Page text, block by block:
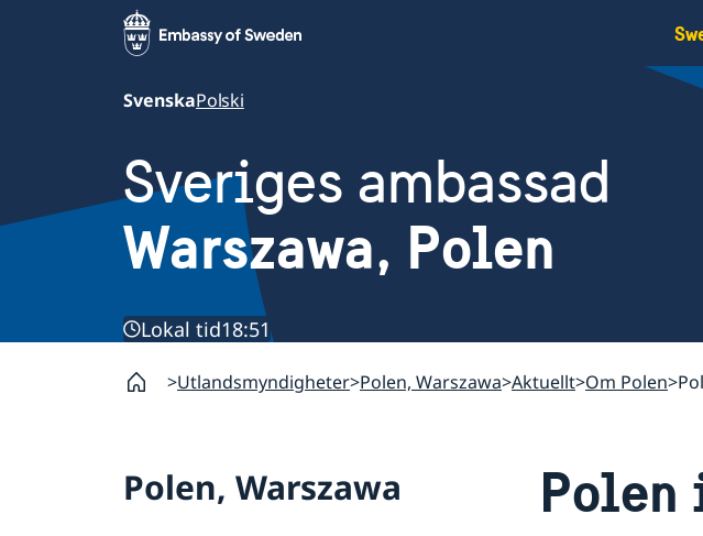
SvenskaPolski
Sveriges ambassad
Warszawa, Polen
Lokal tid18:51
Utlandsmyndigheter Polen, Warszawa Aktuellt Om Polen
Polen, Warszawa Polen